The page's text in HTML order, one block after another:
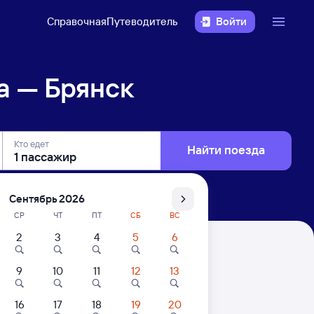
СправочнаяПутеводитель Войти
— Брянск
Кто едет Найти поезда
Цены за 1 пассажира
Сентябрь 2026
СР ЧТ ПТ СБ ВС
2 3 4 5 6
9 10 11 12 13
16 17 18 19 20